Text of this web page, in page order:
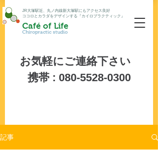
JR大塚駅近、丸ノ内線新大塚駅にもアクセス良好
ココロとカラダをデザインする『カイロプラクティック』
Café of Life
Chiropractic studio
お気軽にご連絡下さい
携帯 : 080-5528-0300
記事